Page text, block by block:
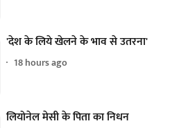
'देश के लिये खेलने के भाव से उतरना'
18 hours ago
लियोनेल मेसी के पिता का निधन